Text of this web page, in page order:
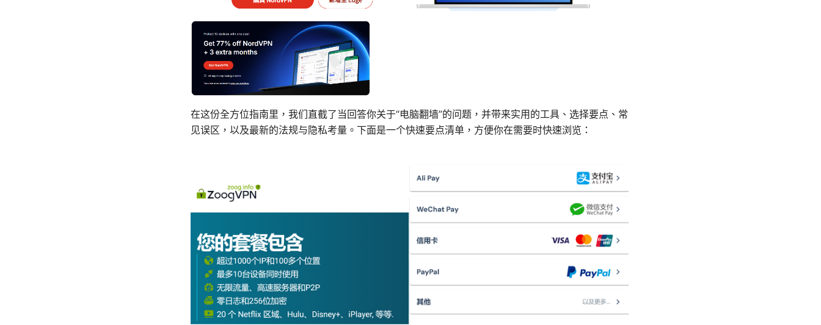
在这份全方位指南里，我们直截了当回答你关于“电脑翻墙”的问题，并带来实用的工具、选择要点、常
见误区，以及最新的法规与隐私考量。下面是一个快速要点清单，方便你在需要时快速浏览：